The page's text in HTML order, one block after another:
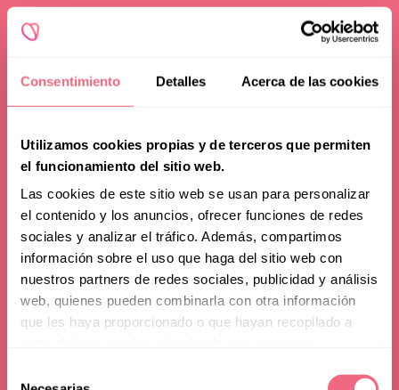
Consentimiento Detalles Acerca de las cookies
Utilizamos cookies propias y de terceros que permiten
el funcionamiento del sitio web.
Las cookies de este sitio web se usan para personalizar
el contenido y los anuncios, ofrecer funciones de redes
sociales y analizar el tráfico. Además, compartimos
información sobre el uso que haga del sitio web con
nuestros partners de redes sociales, publicidad y análisis
web, quienes pueden combinarla con otra información
que les haya proporcionado o que hayan recopilado a